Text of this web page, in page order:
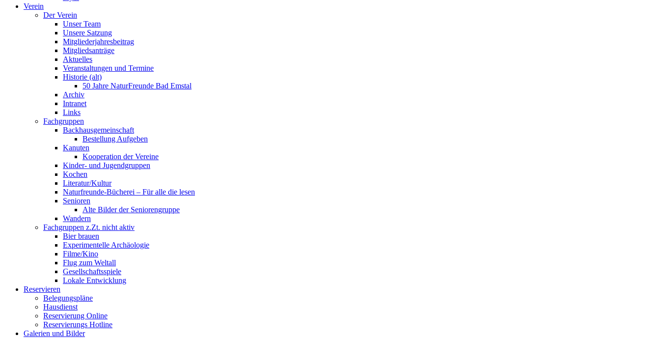
Verein
Der Verein
Unser Team
Unsere Satzung
Mitgliederjahresbeitrag
Mitgliedsanträge
Aktuelles
Veranstaltungen und Termine
Historie (alt)
50 Jahre NaturFreunde Bad Emstal
Archiv
Intranet
Links
Fachgruppen
Backhausgemeinschaft
Bestellung Aufgeben
Kanuten
Kooperation der Vereine
Kinder- und Jugendgruppen
Kochen
Literatur/Kultur
Naturfreunde-Bücherei – Für alle die lesen
Senioren
Alte Bilder der Seniorengruppe
Wandern
Fachgruppen z.Zt. nicht aktiv
Bier brauen
Experimentelle Archäologie
Filme/Kino
Flug zum Weltall
Gesellschaftsspiele
Lokale Entwicklung
Reservieren
Belegungspläne
Hausdienst
Reservierung Online
Reservierungs Hotline
Galerien und Bilder